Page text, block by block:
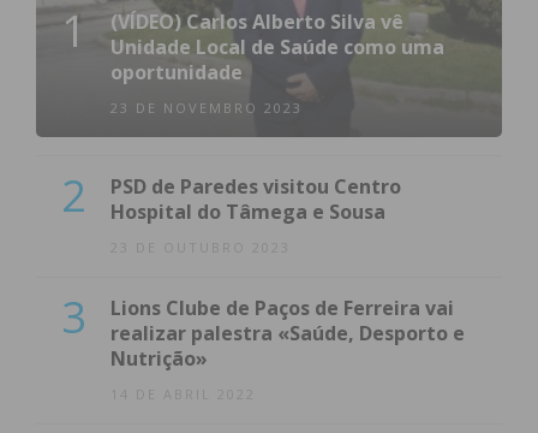
1
(VÍDEO) Carlos Alberto Silva vê
Unidade Local de Saúde como uma
oportunidade
23 DE NOVEMBRO 2023
2
PSD de Paredes visitou Centro
Hospital do Tâmega e Sousa
23 DE OUTUBRO 2023
3
Lions Clube de Paços de Ferreira vai
realizar palestra «Saúde, Desporto e
Nutrição»
14 DE ABRIL 2022